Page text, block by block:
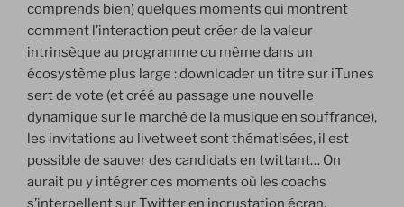
comprends bien) quelques moments qui montrent
comment l’interaction peut créer de la valeur
intrinsèque au programme ou même dans un
écosystème plus large : downloader un titre sur iTunes
sert de vote (et créé au passage une nouvelle
dynamique sur le marché de la musique en souffrance),
les invitations au livetweet sont thématisées, il est
possible de sauver des candidats en twittant… On
aurait pu y intégrer ces moments où les coachs
s’interpellent sur Twitter en incrustation écran,